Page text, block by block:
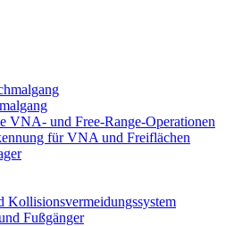
VNA- und Free-Range-Operationen
für VNA und Freiflächen
Kollisionsvermeidungssystem
Fußgänger